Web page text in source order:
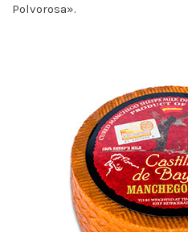
Polvorosa».